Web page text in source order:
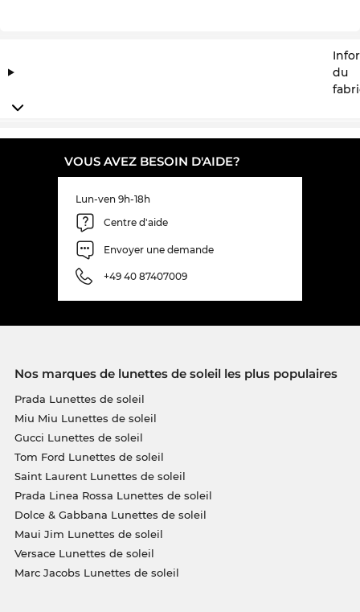
du
VOUS AVEZ BESOIN D'AIDE?
Lun-ven 9h-18h
Centre d'aide
Envoyer une demande
+49 40 87407009
Nos marques de lunettes de soleil les plus populaires
Prada Lunettes de soleil
Miu Miu Lunettes de soleil
Gucci Lunettes de soleil
Tom Ford Lunettes de soleil
Saint Laurent Lunettes de soleil
Prada Linea Rossa Lunettes de soleil
Dolce & Gabbana Lunettes de soleil
Maui Jim Lunettes de soleil
Versace Lunettes de soleil
Marc Jacobs Lunettes de soleil